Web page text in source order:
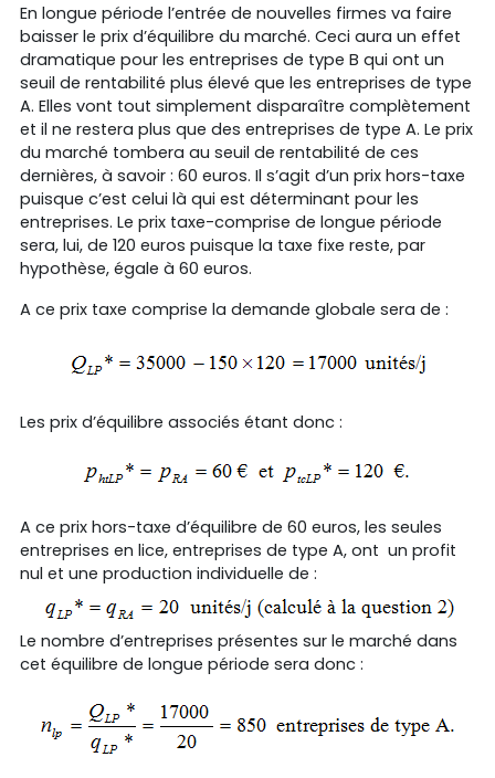
En longue période l’entrée de nouvelles firmes va faire
baisser le prix d’équilibre du marché. Ceci aura un effet
dramatique pour les entreprises de type B qui ont un
seuil de rentabilité plus élevé que les entreprises de type
A. Elles vont tout simplement disparaître complètement
et il ne restera plus que des entreprises de type A. Le prix
du marché tombera au seuil de rentabilité de ces
dernières, à savoir : 60 euros. Il s’agit d’un prix hors-taxe
puisque c’est celui là qui est déterminant pour les
entreprises. Le prix taxe-comprise de longue période
sera, lui, de 120 euros puisque la taxe fixe reste, par
hypothèse, égale à 60 euros.
A ce prix taxe comprise la demande globale sera de :
Les prix d’équilibre associés étant donc :
A ce prix hors-taxe d’équilibre de 60 euros, les seules
entreprises en lice, entreprises de type A, ont un profit
nul et une production individuelle de :
Le nombre d’entreprises présentes sur le marché dans
cet équilibre de longue période sera donc :